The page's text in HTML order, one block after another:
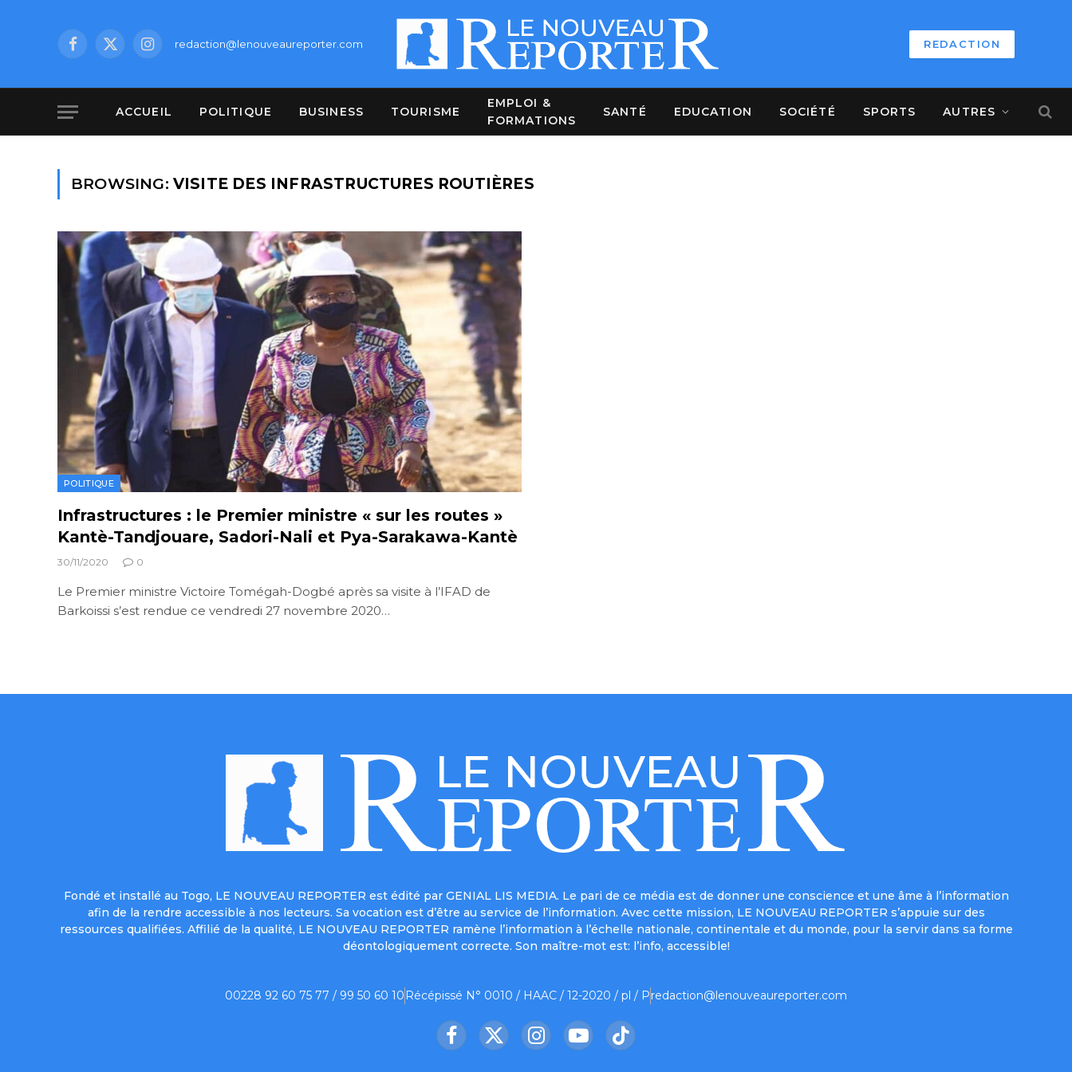
Facebook
X
Instagramredaction@lenouveaureporter.com REDACTION
ACCUEIL POLITIQUE BUSINESS TOURISME
EMPLOI &
FORMATIONS
SANTÉ EDUCATION SOCIÉTÉ SPORTS AUTRES
BROWSING: VISITE DES INFRASTRUCTURES ROUTIÈRES
POLITIQUE
Infrastructures : le Premier ministre « sur les routes »
Kantè-Tandjouare, Sadori-Nali et Pya-Sarakawa-Kantè
30/11/2020 0
Le Premier ministre Victoire Tomégah-Dogbé après sa visite à l’IFAD de
Barkoissi s’est rendue ce vendredi 27 novembre 2020…
Fondé et installé au Togo, LE NOUVEAU REPORTER est édité par GENIAL LIS MEDIA. Le pari de ce média est de donner une conscience et une âme à l’information
afin de la rendre accessible à nos lecteurs. Sa vocation est d’être au service de l’information. Avec cette mission, LE NOUVEAU REPORTER s’appuie sur des
ressources qualifiées. Affilié de la qualité, LE NOUVEAU REPORTER ramène l’information à l’échelle nationale, continentale et du monde, pour la servir dans sa forme
déontologiquement correcte. Son maître-mot est: l’info, accessible!
00228 92 60 75 77 / 99 50 60 10 Récépissé N° 0010 / HAAC / 12-2020 / pl / Predaction@lenouveaureporter.com
Facebook
X
InstagramYouTubeTikTok